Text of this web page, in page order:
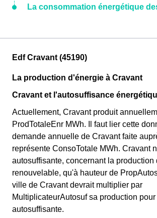
La consommation énergétique
Edf Cravant (45190)
La production d'énergie à Cravant
Cravant et l'autosuffisance
Actuellement, Cravant produit
ProdTotaleEnr MWh. Il faut lier cette
demande annuelle de Cravant faite
représente ConsoTotale MWh. Cravant
autosuffisante, concernant la production
renouvelable, qu'à hauteur de
ville de Cravant devrait multiplier par
MultiplicateurAutosuf sa production pour
autosuffisante.